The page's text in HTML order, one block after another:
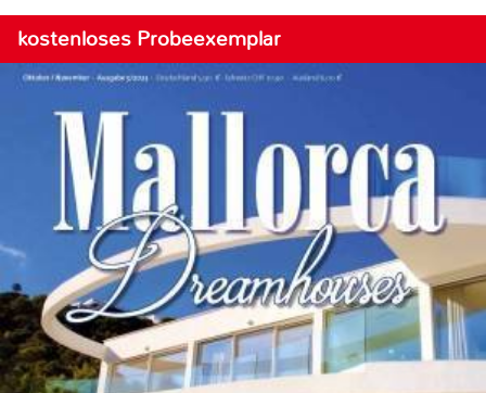
kostenloses Probeexemplar